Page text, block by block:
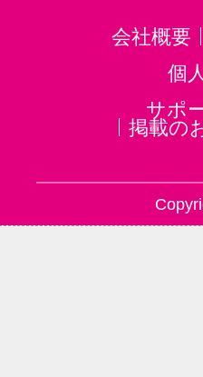
会社概要
個
サポ
掲載の